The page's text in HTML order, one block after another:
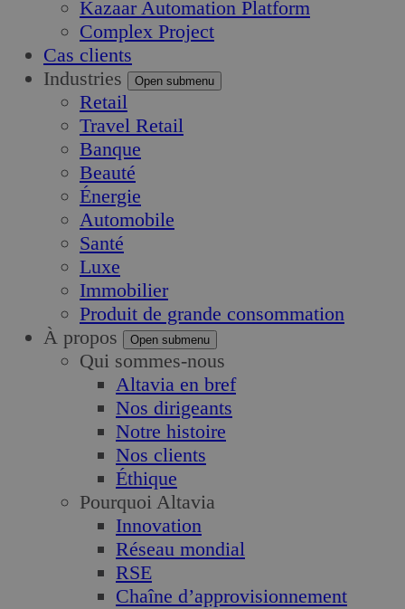
Kazaar Automation Platform
Complex Project
Cas clients
Industries
Open submenu
Retail
Travel Retail
Banque
Beauté
Énergie
Automobile
Santé
Luxe
Immobilier
Produit de grande consommation
À propos
Open submenu
Qui sommes-nous
Altavia en bref
Nos dirigeants
Notre histoire
Nos clients
Éthique
Pourquoi Altavia
Innovation
Réseau mondial
RSE
Chaîne d’approvisionnement